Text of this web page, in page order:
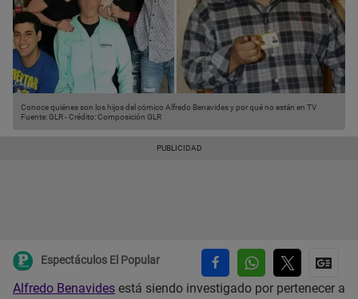
Conoce quiénes son los hijos del cómico Alfredo Benavides y por qué no están en TV
Fuente: GLR-Crédito: Composición GLR
Espectáculos El Popular
Alfredo Benavides está siendo investigado por pertenecer a